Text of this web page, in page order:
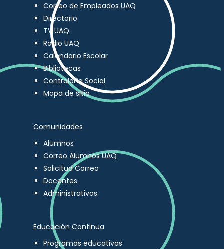
Correo de Empleados UAQ
Directorio
TV UAQ
Radio UAQ
Calendario Escolar
Bibliotecas
Contraloría Social
Mapa de sitio
Comunidades
Alumnos
Correo Alumnos UAQ
Solicitud Correo
Docentes
Administrativos
Educación Continua
Programas educativos